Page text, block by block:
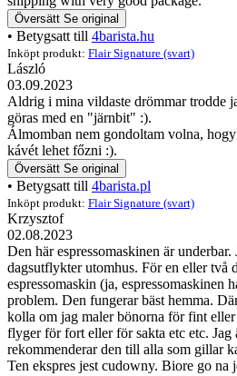
Översätt Se original
• Betygsatt till 4barista.hu
Inköpt produkt: Flair Signature (svart)
László
03.09.2023
Aldrig i mina vildaste drömmar trodde
göras med en "järnbit" :).
Álmomban nem gondoltam volna,
kávét lehet főzni :).
Översätt Se original
• Betygsatt till 4barista.pl
Inköpt produkt: Flair Signature (svart)
Krzysztof
02.08.2023
Den här espressomaskinen är underbar.
dagsutflykter utomhus. För en eller två
espressomaskin (ja, espressomaskinen
problem. Den fungerar bäst hemma.
kolla om jag maler bönorna för fint
flyger för fort eller för sakta etc etc. Jag
rekommenderar den till alla som gillar
Ten ekspres jest cudowny. Biore go